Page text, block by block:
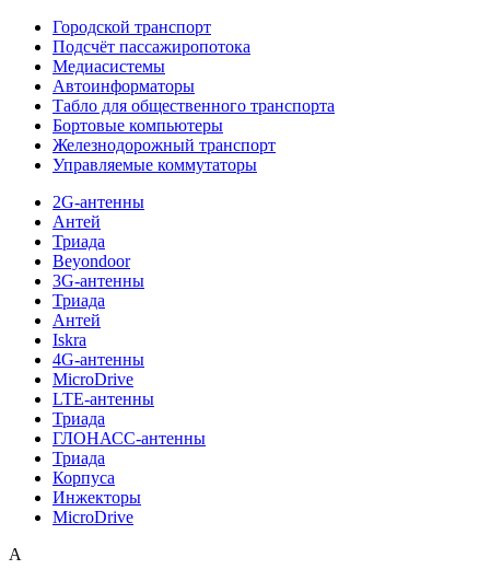
Городской транспорт
Подсчёт пассажиропотока
Медиасистемы
Автоинформаторы
Табло для общественного транспорта
Бортовые компьютеры
Железнодорожный транспорт
Управляемые коммутаторы
2G-антенны
Антей
Триада
Beyondoor
3G-антенны
Триада
Антей
Iskra
4G-антенны
MicroDrive
LTE-антенны
Триада
ГЛОНАСС-антенны
Триада
Корпуса
Инжекторы
MicroDrive
A